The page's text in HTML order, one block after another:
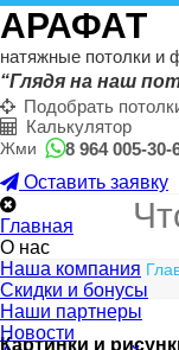
АРАФАТ
натяжные потолки и
“Глядя на наш
Подобрать
Калькулятор
Жми
8 964 005-30-
Оставить заявку
Главная
О нас
Наша компания
Скидки и бонусы
Наши партнеры
Новости
Картинки и